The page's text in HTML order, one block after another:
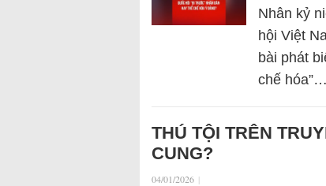
Nhân kỷ
hội Việt
bài phát
chế hóa”…
THÚ TỘI TRÊN
CUNG?
04/01/2026 |